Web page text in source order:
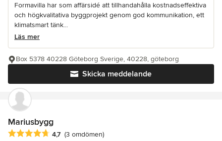
Formavilla har som affärsidé att tillhandahålla kostnadseffektiva
och högkvalitativa byggprojekt genom god kommunikation, ett
klimatsmart tänk...
Läs mer
Skicka meddelande
Box 5378 40228 Göteborg Sverige, 40228, göteborg
Mariusbygg
Genomsnittligt omdöme: 4.7 av 5 stjärnor
4,7 (3 omdömen)